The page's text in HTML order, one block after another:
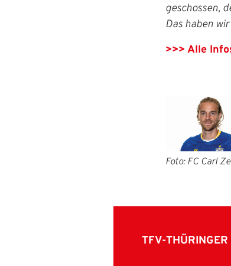
geschossen,
Das haben
>>> Alle
Foto: FC Carl
TFV-